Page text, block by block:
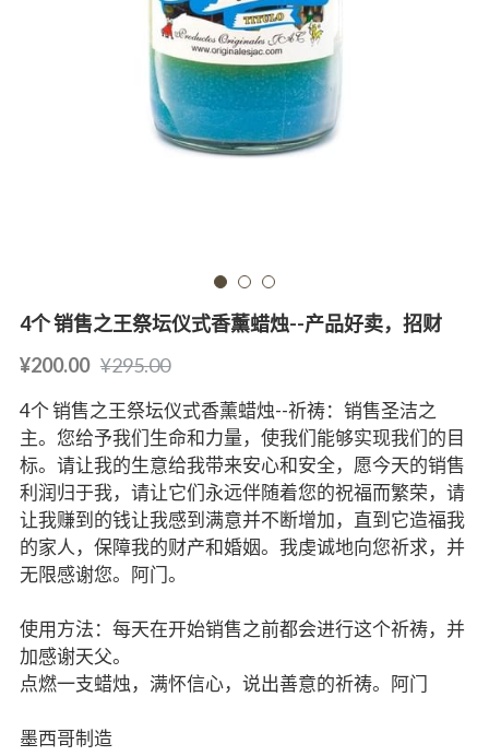
4个 销售之王祭坛仪式香薰蜡烛--产品好卖，招财
¥200.00 ¥295.00
4个 销售之王祭坛仪式香薰蜡烛--祈祷：销售圣洁之
主。您给予我们生命和力量，使我们能够实现我们的目
标。请让我的生意给我带来安心和安全，愿今天的销售
利润归于我，请让它们永远伴随着您的祝福而繁荣，请
让我赚到的钱让我感到满意并不断增加，直到它造福我
的家人，保障我的财产和婚姻。我虔诚地向您祈求，并
无限感谢您。阿门。
使用方法：每天在开始销售之前都会进行这个祈祷，并
加感谢天父。
点燃一支蜡烛，满怀信心，说出善意的祈祷。阿门
墨西哥制造